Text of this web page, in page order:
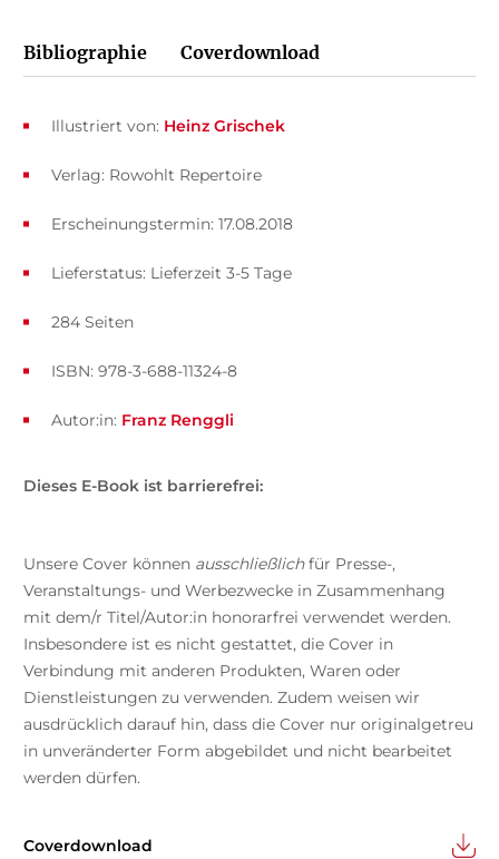
Bibliographie Coverdownload
Verlag: Rowohlt Repertoire
Erscheinungstermin: 17.08.2018
Lieferstatus: Lieferzeit 3-5 Tage
ISBN: 978-3-688-11324-8
284 Seiten
Autor:in: Franz Renggli
Illustriert von: Heinz Grischek
Dieses E-Book ist barrierefrei:
Unsere Cover können ausschließlichfür Presse-,
Veranstaltungs- und Werbezwecke in Zusammenhang
mit dem/r Titel/Autor:in honorarfrei verwendet werden.
Insbesondere ist es nicht gestattet, die Cover in
Verbindung mit anderen Produkten, Waren oder
Dienstleistungen zu verwenden. Zudem weisen wir
ausdrücklich darauf hin, dass die Cover nur originalgetreu
in unveränderter Form abgebildet und nicht bearbeitet
werden dürfen.
Coverdownload